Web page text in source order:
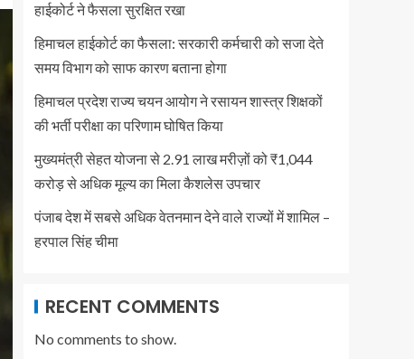
हाईकोर्ट ने फैसला सुरक्षित रखा
हिमाचल हाईकोर्ट का फैसला: सरकारी कर्मचारी को सजा देते
समय विभाग को साफ कारण बताना होगा
हिमाचल प्रदेश राज्य चयन आयोग ने रसायन शास्त्र शिक्षकों
की भर्ती परीक्षा का परिणाम घोषित किया
मुख्यमंत्री सेहत योजना से 2.91 लाख मरीज़ों को ₹1,044
करोड़ से अधिक मूल्य का मिला कैशलेस उपचार
पंजाब देश में सबसे अधिक वेतनमान देने वाले राज्यों में शामिल –
हरपाल सिंह चीमा
RECENT COMMENTS
No comments to show.